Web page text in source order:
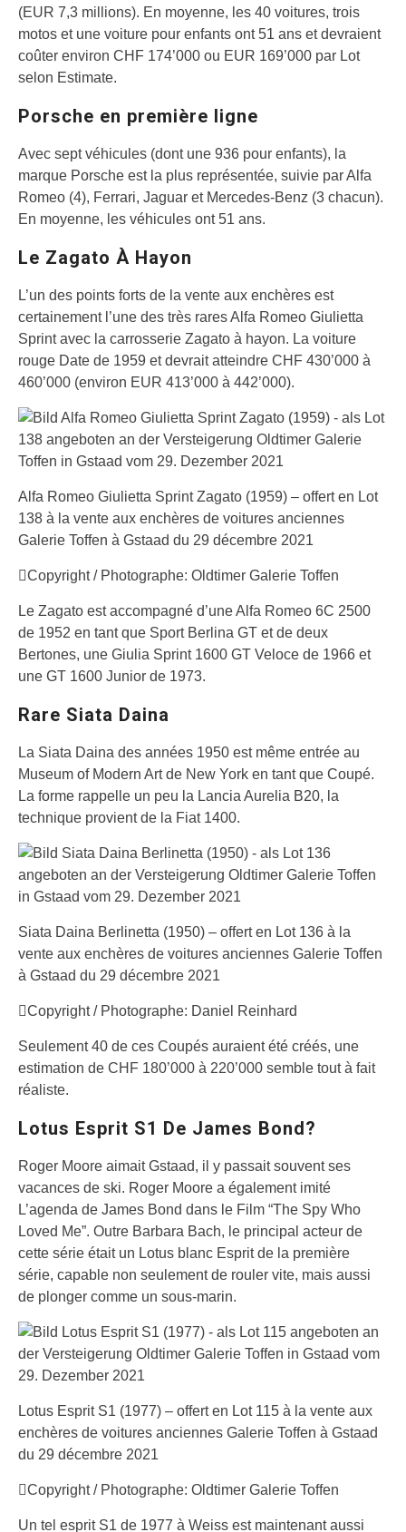
(EUR 7,3 millions). En moyenne, les 40 voitures, trois
motos et une voiture pour enfants ont 51 ans et devraient
coûter environ CHF 174’000 ou EUR 169’000 par Lot
selon Estimate.
Porsche en première ligne
Avec sept véhicules (dont une 936 pour enfants), la
marque Porsche est la plus représentée, suivie par Alfa
Romeo (4), Ferrari, Jaguar et Mercedes-Benz (3 chacun).
En moyenne, les véhicules ont 51 ans.
Le Zagato À Hayon
L’un des points forts de la vente aux enchères est
certainement l’une des très rares Alfa Romeo Giulietta
Sprint avec la carrosserie Zagato à hayon. La voiture
rouge Date de 1959 et devrait atteindre CHF 430’000 à
460’000 (environ EUR 413’000 à 442’000).
Alfa Romeo Giulietta Sprint Zagato (1959) – offert en Lot
138 à la vente aux enchères de voitures anciennes
Galerie Toffen à Gstaad du 29 décembre 2021
Copyright / Photographe: Oldtimer Galerie Toffen
Le Zagato est accompagné d’une Alfa Romeo 6C 2500
de 1952 en tant que Sport Berlina GT et de deux
Bertones, une Giulia Sprint 1600 GT Veloce de 1966 et
une GT 1600 Junior de 1973.
Rare Siata Daina
La Siata Daina des années 1950 est même entrée au
Museum of Modern Art de New York en tant que Coupé.
La forme rappelle un peu la Lancia Aurelia B20, la
technique provient de la Fiat 1400.
Siata Daina Berlinetta (1950) – offert en Lot 136 à la
vente aux enchères de voitures anciennes Galerie Toffen
à Gstaad du 29 décembre 2021
Copyright / Photographe: Daniel Reinhard
Seulement 40 de ces Coupés auraient été créés, une
estimation de CHF 180’000 à 220’000 semble tout à fait
réaliste.
Lotus Esprit S1 De James Bond?
Roger Moore aimait Gstaad, il y passait souvent ses
vacances de ski. Roger Moore a également imité
L’agenda de James Bond dans le Film “The Spy Who
Loved Me”. Outre Barbara Bach, le principal acteur de
cette série était un Lotus blanc Esprit de la première
série, capable non seulement de rouler vite, mais aussi
de plonger comme un sous-marin.
Lotus Esprit S1 (1977) – offert en Lot 115 à la vente aux
enchères de voitures anciennes Galerie Toffen à Gstaad
du 29 décembre 2021
Copyright / Photographe: Oldtimer Galerie Toffen
Un tel esprit S1 de 1977 à Weiss est maintenant aussi